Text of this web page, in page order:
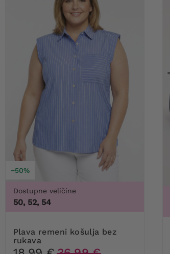
−50%
Dostupne veličine
50, 52, 54
Plava remeni košulja bez
rukava